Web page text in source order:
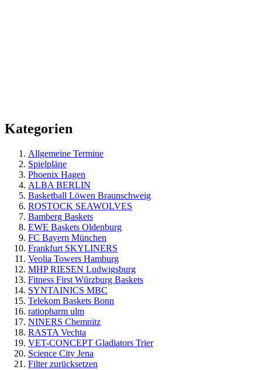
Kategorien
Allgemeine Termine
Spielpläne
Phoenix Hagen
ALBA BERLIN
Basketball Löwen Braunschweig
ROSTOCK SEAWOLVES
Bamberg Baskets
EWE Baskets Oldenburg
FC Bayern München
Frankfurt SKYLINERS
Veolia Towers Hamburg
MHP RIESEN Ludwigsburg
Fitness First Würzburg Baskets
SYNTAINICS MBC
Telekom Baskets Bonn
ratiopharm ulm
NINERS Chemnitz
RASTA Vechta
VET-CONCEPT Gladiators Trier
Science City Jena
Filter zurücksetzen